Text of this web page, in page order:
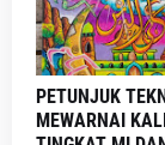
PETUNJUK
MEWARNAI